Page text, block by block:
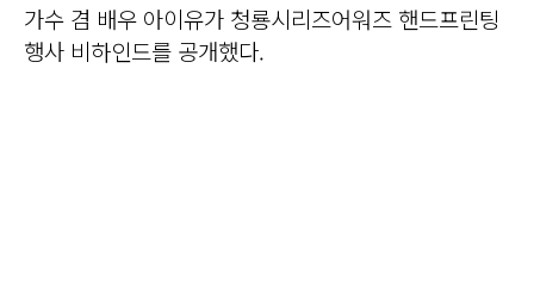
가수 겸 배우 아이유가 청룡시리즈어워즈 핸드프린팅
행사 비하인드를 공개했다.